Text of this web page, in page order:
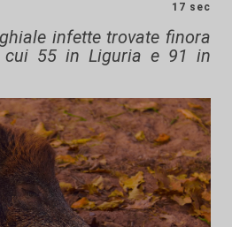
17 sec
infette trovate finora
cui 55 in Liguria e 91 in